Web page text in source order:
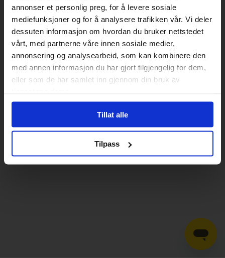
annonser et personlig preg, for å levere sosiale
mediefunksjoner og for å analysere trafikken vår. Vi deler
dessuten informasjon om hvordan du bruker nettstedet
vårt, med partnerne våre innen sosiale medier,
annonsering og analysearbeid, som kan kombinere den
med annen informasjon du har gjort tilgjengelig for dem,
eller som de har samlet inn gjennom din bruk av
Tillat alle
Tilpass